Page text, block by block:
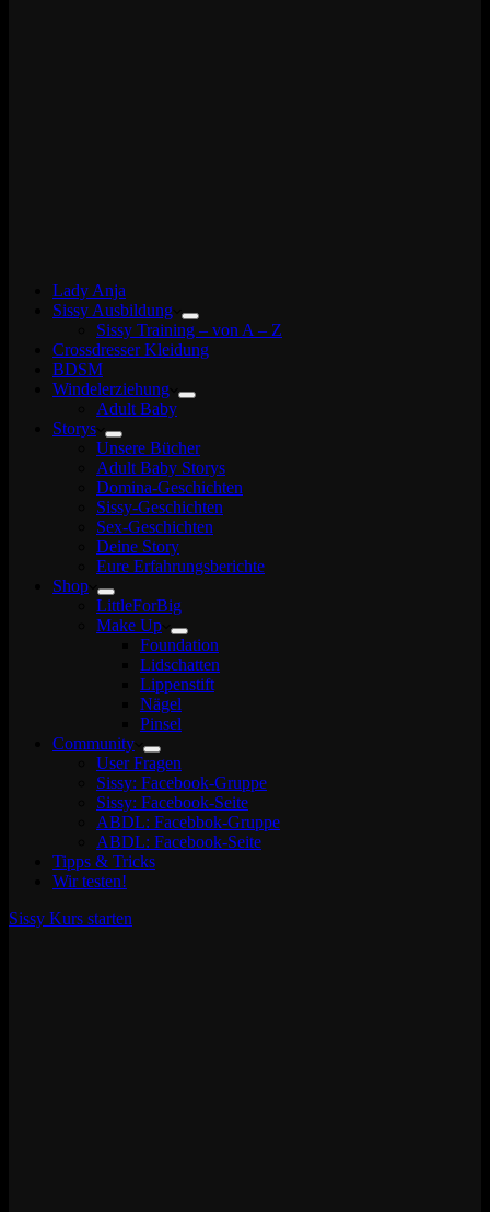
Lady Anja
Sissy Ausbildung
Sissy Training – von A – Z
Crossdresser Kleidung
BDSM
Windelerziehung
Adult Baby
Storys
Unsere Bücher
Adult Baby Storys
Domina-Geschichten
Sissy-Geschichten
Sex-Geschichten
Deine Story
Eure Erfahrungsberichte
Shop
LittleForBig
Make Up
Foundation
Lidschatten
Lippenstift
Nägel
Pinsel
Community
User Fragen
Sissy: Facebook-Gruppe
Sissy: Facebook-Seite
ABDL: Facebbok-Gruppe
ABDL: Facebook-Seite
Tipps & Tricks
Wir testen!
Sissy Kurs starten